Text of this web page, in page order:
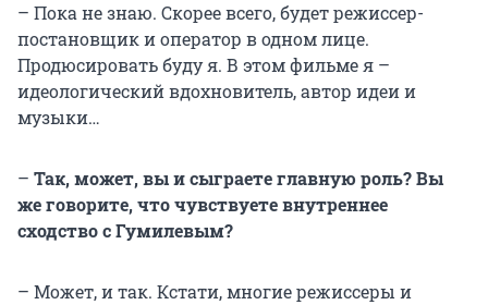
– Пока не знаю. Скорее всего, будет режиссер-
постановщик и оператор в одном лице.
Продюсировать буду я. В этом фильме я –
идеологический вдохновитель, автор идеи и
музыки…
– Так, может, вы и сыграете главную роль? Вы
же говорите, что чувствуете внутреннее
сходство с Гумилевым?
– Может, и так. Кстати, многие режиссеры и